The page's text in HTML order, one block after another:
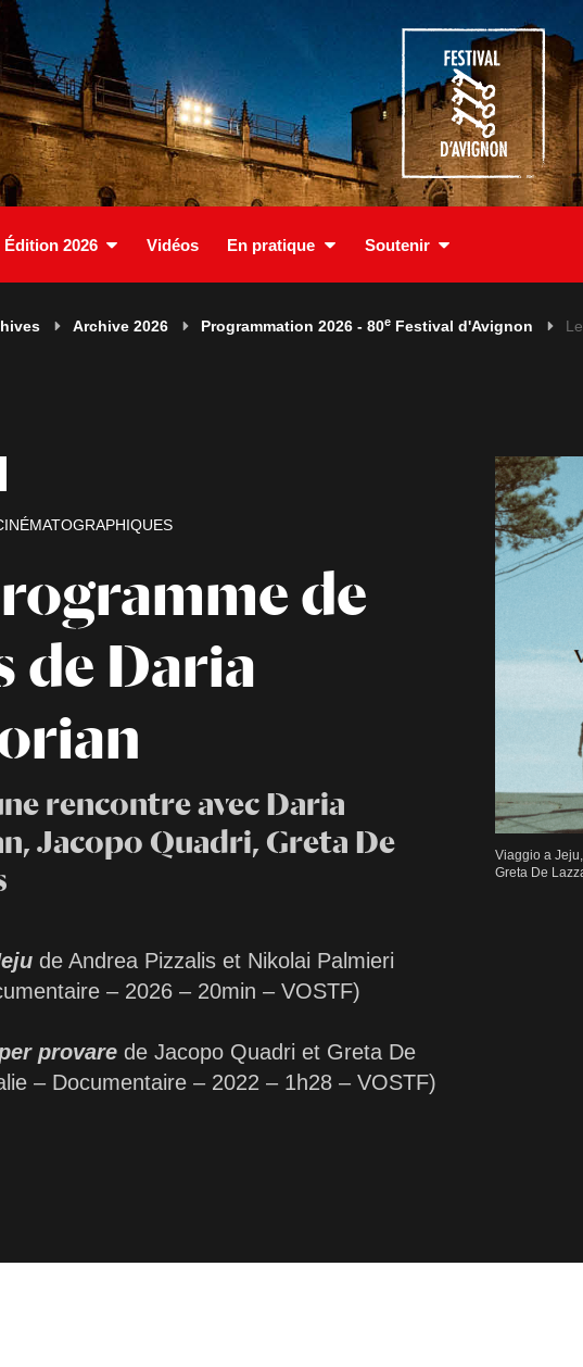
Édition 2026 Vidéos En pratique Soutenir
Archive 2026 Programmation 2026 - 80e Festival d'Avignon
de
de Daria
rencontre avec Daria
Jacopo Quadri, Greta De
de Andrea Pizzalis et Nikolai Palmieri
– 2026 – 20min – VOSTF)
provare de Jacopo Quadri et Greta De
– Documentaire – 2022 – 1h28 – VOSTF)
Viaggio a
Greta De